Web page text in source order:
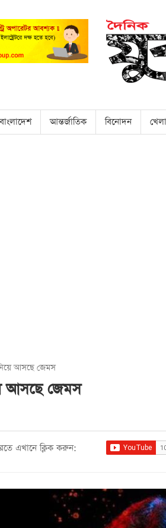
বাংলাদেশ আন্তর্জাতিক বিনোদন খেলা
আসছে জেমস
আসছে জেমস
এখানে ক্লিক করুন: